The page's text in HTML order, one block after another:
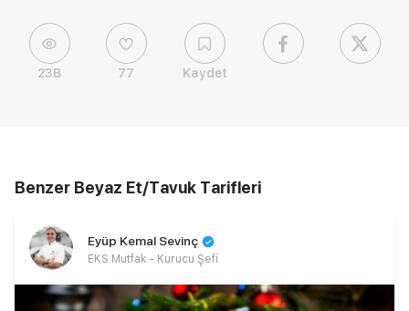
23B 77 Kaydet
Benzer Beyaz Et/Tavuk Tarifleri
Eyüp Kemal Sevinç
EKS Mutfak - Kurucu Şefi